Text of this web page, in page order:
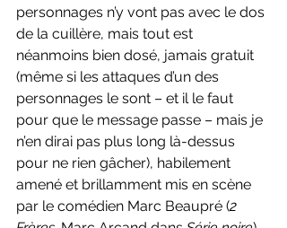
personnages n’y vont pas avec le dos
de la cuillère, mais tout est
néanmoins bien dosé, jamais gratuit
(même si les attaques d’un des
personnages le sont – et il le faut
pour que le message passe – mais je
n’en dirai pas plus long là-dessus
pour ne rien gâcher), habilement
amené et brillamment mis en scène
par le comédien Marc Beaupré (2